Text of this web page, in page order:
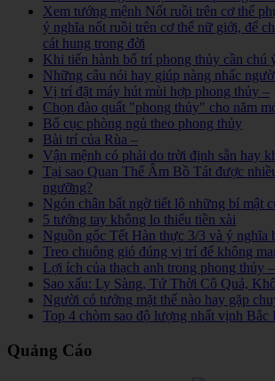
Xem tướng mệnh Nốt ruồi trên cơ thể
ý nghĩa nốt ruồi trên cơ thể nữ giới, để
cát hung trong đời
Khi tiến hành bố trí phong thủy cần chú
Những câu nói hay giúp nàng nhấc
Vị trí đặt máy hút mùi hợp phong thủy –
Chọn đào quất "phong thủy" cho năm
Bố cục phòng ngủ theo phong thủy
Bài trí của Rùa –
Vận mệnh có phải do trời định sẵn hay
Tại sao Quan Thế Âm Bồ Tát được
ngưỡng?
Ngón chân bất ngờ tiết lộ những bí mật
5 tướng tay không lo thiếu tiền xài
Nguồn gốc Tết Hàn thực 3/3 và ý nghĩa
Treo chuông gió đúng vị trí để không
Lợi ích của thạch anh trong phong thủy –
Sao xấu: Ly Sàng, Tứ Thời Cô Quả,
Người có tướng mặt thế nào hay gặp
Top 4 chòm sao độ lượng nhất vịnh Bắc
Quảng Cáo